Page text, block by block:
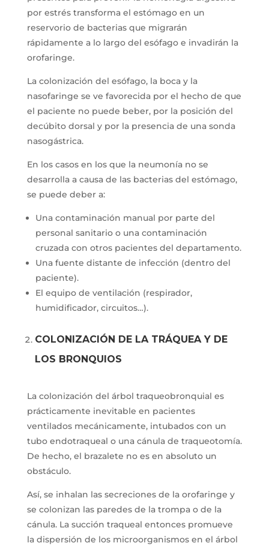
por estrés transforma el estómago en un
reservorio de bacterias que migrarán
rápidamente a lo largo del esófago e invadirán la
orofaringe.
La colonización del esófago, la boca y la
nasofaringe se ve favorecida por el hecho de que
el paciente no puede beber, por la posición del
decúbito dorsal y por la presencia de una sonda
nasogástrica.
En los casos en los que la neumonía no se
desarrolla a causa de las bacterias del estómago,
se puede deber a:
Una contaminación manual por parte del
personal sanitario o una contaminación
cruzada con otros pacientes del departamento.
Una fuente distante de infección (dentro del
paciente).
El equipo de ventilación (respirador,
humidificador, circuitos…).
COLONIZACIÓN DE LA TRÁQUEA Y DE
LOS BRONQUIOS
La colonización del árbol traqueobronquial es
prácticamente inevitable en pacientes
ventilados mecánicamente, intubados con un
tubo endotraqueal o una cánula de traqueotomía.
De hecho, el brazalete no es en absoluto un
obstáculo.
Así, se inhalan las secreciones de la orofaringe y
se colonizan las paredes de la trompa o de la
cánula. La succión traqueal entonces promueve
la dispersión de los microorganismos en el árbol